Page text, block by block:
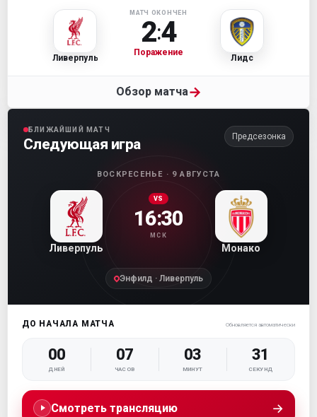
Ливерпуль
МАТЧ ОКОНЧЕН
2:4
Поражение
Лидс
Обзор матча→
БЛИЖАЙШИЙ МАТЧ
Следующая игра Предсезонка
ВОСКРЕСЕНЬЕ · 9 АВГУСТА
Ливерпуль
VS
16:30
МСК
Монако
Энфилд · Ливерпуль
ДО НАЧАЛА МАТЧА Обновляется автоматически
00
ДНЕЙ
07
ЧАСОВ
03
МИНУТ
30
СЕКУНД
Смотреть трансляцию →